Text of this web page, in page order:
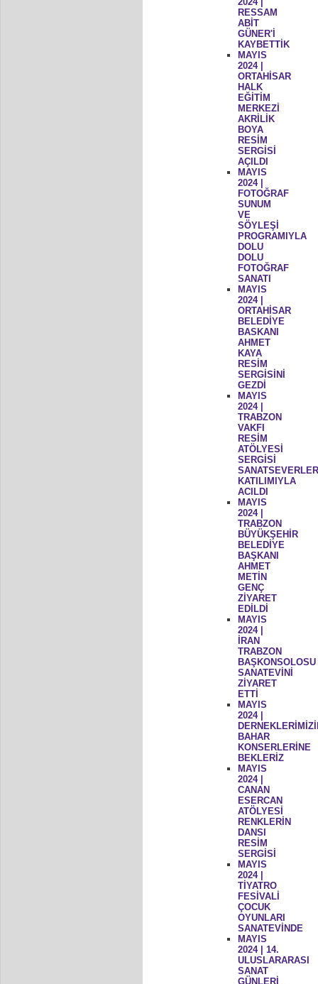
RESSAM
ABİT
GÜNER'İ
KAYBETTİK
MAYIS
2024 |
ORTAHİSAR
HALK
EĞİTİM
MERKEZİ
AKRİLİK
BOYA
RESİM
SERGİSİ
AÇILDI
MAYIS
2024 |
FOTOĞRAF
SUNUM
VE
SÖYLEŞİ
PROGRAMIYLA
DOLU
DOLU
FOTOĞRAF
SANATI
MAYIS
2024 |
ORTAHİSAR
BELEDİYE
BASKANI
AHMET
KAYA
RESİM
SERGİSİNİ
GEZDİ
MAYIS
2024 |
TRABZON
VAKFI
RESİM
ATÖLYESİ
SERGİSİ
KATILIMIYLA
ACILDI
MAYIS
2024 |
TRABZON
BÜYÜKŞEHİR
BELEDİYE
BAŞKANI
AHMET
METİN
GENÇ
ZİYARET
EDİLDİ
MAYIS
2024 |
İRAN
TRABZON
BAŞKONSOLOSU
SANATEVİNİ
ZİYARET
ETTİ
MAYIS
2024 |
BAHAR
KONSERLERİNE
BEKLERİZ
MAYIS
2024 |
CANAN
ESERCAN
ATÖLYESİ
RENKLERİN
DANSI
RESİM
SERGİSİ
MAYIS
2024 |
TİYATRO
FESİVALİ
ÇOCUK
OYUNLARI
SANATEVİNDE
MAYIS
2024 | 14.
ULUSLARARASI
SANAT
GÜNLERİ